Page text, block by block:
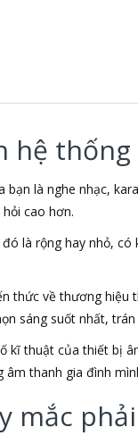
hệ
là nghe nhạc,
cao hơn.
là rộng hay nhỏ,
thức về thương
sáng suốt nhất,
thuật của thiết bị
thanh gia đình
mắc